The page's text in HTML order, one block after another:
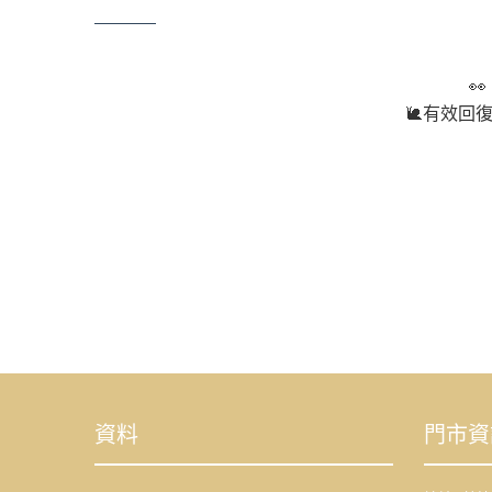
👀
🐌有效回
資料 門市